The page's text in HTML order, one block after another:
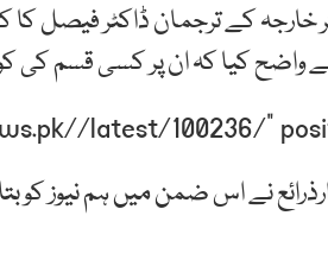
خارجہ کے ترجمان ڈاکٹر فیصل
واضح کیا کہ ان پر کسی قسم کی
نے اس ضمن میں ہم نیوز کو